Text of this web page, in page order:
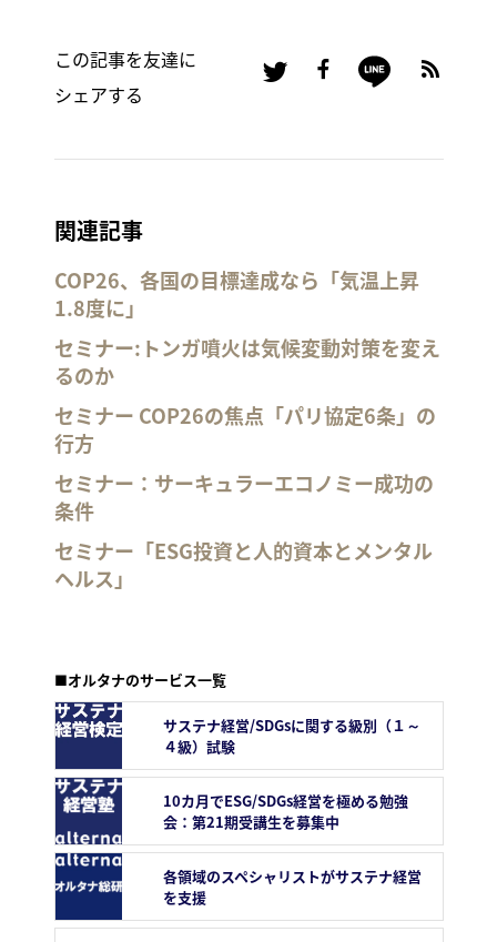
この記事を友達に
シェアする
関連記事
COP26、各国の目標達成なら「気温上昇
1.8度に」
セミナー:トンガ噴火は気候変動対策を変え
るのか
セミナー COP26の焦点「パリ協定6条」の
行方
セミナー：サーキュラーエコノミー成功の
条件
セミナー「ESG投資と人的資本とメンタル
ヘルス」
■オルタナのサービス一覧
サステナ経営/SDGsに関する級別（１～
４級）試験
10カ月でESG/SDGs経営を極める勉強
会：第21期受講生を募集中
各領域のスペシャリストがサステナ経営
を支援